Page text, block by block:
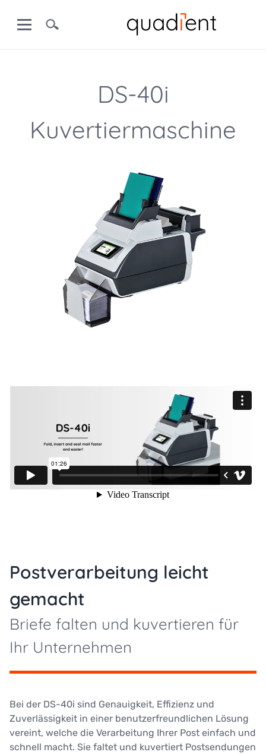
DS-40i
Kuvertiermaschine
Postverarbeitung leicht
gemacht
Briefe falten und kuvertieren für
Ihr Unternehmen
Bei der DS-40i sind Genauigkeit, Effizienz und
Zuverlässigkeit in einer benutzerfreundlichen Lösung
vereint, welche die Verarbeitung Ihrer Post einfach und
schnell macht. Sie faltet und kuvertiert Postsendungen